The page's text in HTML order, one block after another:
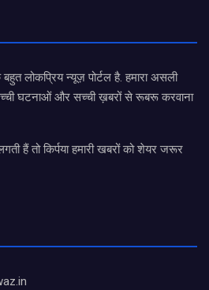
लोकप्रिय न्यूज़ पोर्टल है. हमारा असली
घटनाओं और सच्ची ख़बरों से रूबरू करवाना
हैं तो किर्पया हमारी खबरों को शेयर जरूर